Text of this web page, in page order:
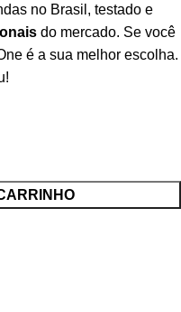
no Brasil, testado e
do mercado. Se você
é a sua melhor escolha.